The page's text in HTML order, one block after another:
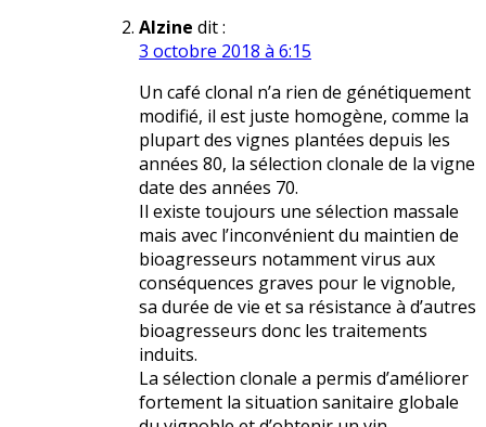
Alzine dit :
3 octobre 2018 à 6:15
Un café clonal n’a rien de génétiquement
modifié, il est juste homogène, comme la
plupart des vignes plantées depuis les
années 80, la sélection clonale de la vigne
date des années 70.
Il existe toujours une sélection massale
mais avec l’inconvénient du maintien de
bioagresseurs notamment virus aux
conséquences graves pour le vignoble,
sa durée de vie et sa résistance à d’autres
bioagresseurs donc les traitements
induits.
La sélection clonale a permis d’améliorer
fortement la situation sanitaire globale